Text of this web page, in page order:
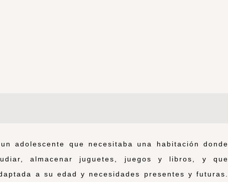
adolescente que necesitaba una habitación donde
almacenar juguetes, juegos y libros, y que
a su edad y necesidades presentes y futuras.